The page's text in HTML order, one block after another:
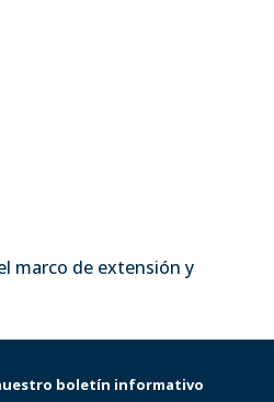
marco de extensión y
boletín informativo